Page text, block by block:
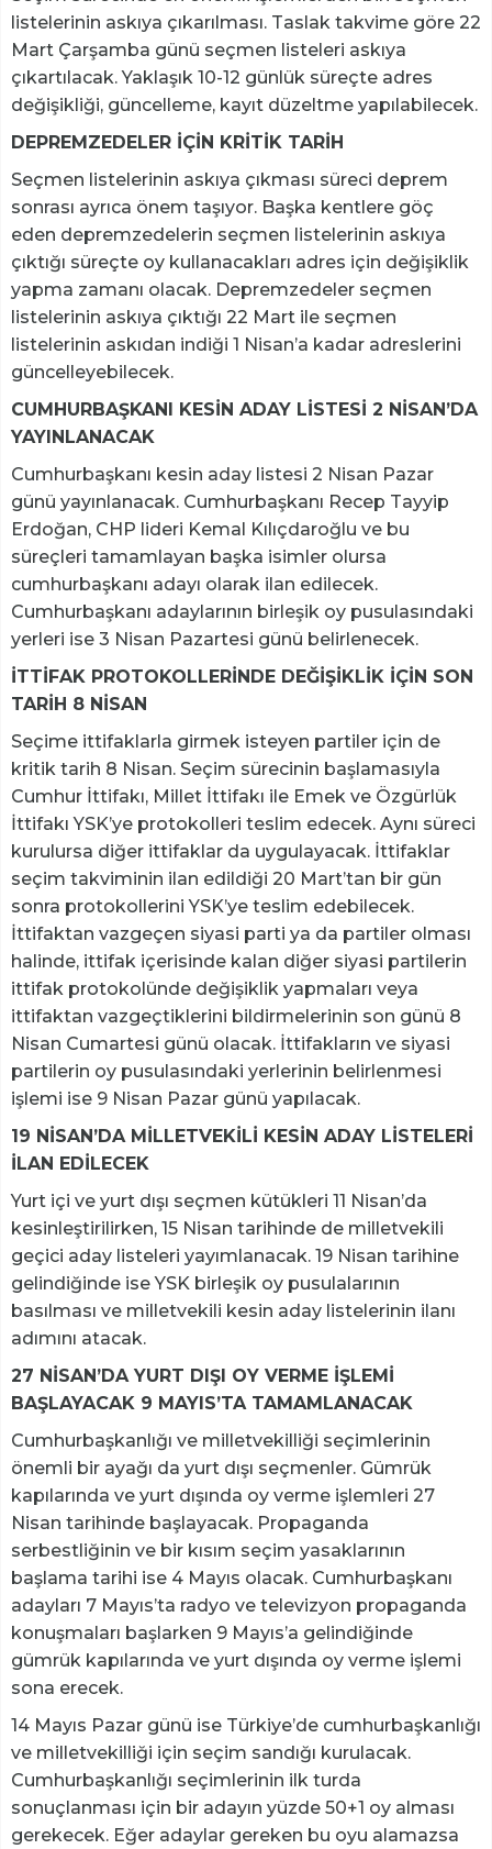
listelerinin askıya çıkarılması. Taslak takvime göre 22
Mart Çarşamba günü seçmen listeleri askıya
çıkartılacak. Yaklaşık 10-12 günlük süreçte adres
değişikliği, güncelleme, kayıt düzeltme yapılabilecek.
DEPREMZEDELER İÇİN KRİTİK TARİH
Seçmen listelerinin askıya çıkması süreci deprem
sonrası ayrıca önem taşıyor. Başka kentlere göç
eden depremzedelerin seçmen listelerinin askıya
çıktığı süreçte oy kullanacakları adres için değişiklik
yapma zamanı olacak. Depremzedeler seçmen
listelerinin askıya çıktığı 22 Mart ile seçmen
listelerinin askıdan indiği 1 Nisan’a kadar adreslerini
güncelleyebilecek.
CUMHURBAŞKANI KESİN ADAY LİSTESİ 2 NİSAN’DA
YAYINLANACAK
Cumhurbaşkanı kesin aday listesi 2 Nisan Pazar
günü yayınlanacak. Cumhurbaşkanı Recep Tayyip
Erdoğan, CHP lideri Kemal Kılıçdaroğlu ve bu
süreçleri tamamlayan başka isimler olursa
cumhurbaşkanı adayı olarak ilan edilecek.
Cumhurbaşkanı adaylarının birleşik oy pusulasındaki
yerleri ise 3 Nisan Pazartesi günü belirlenecek.
İTTİFAK PROTOKOLLERİNDE DEĞİŞİKLİK İÇİN SON
TARİH 8 NİSAN
Seçime ittifaklarla girmek isteyen partiler için de
kritik tarih 8 Nisan. Seçim sürecinin başlamasıyla
Cumhur İttifakı, Millet İttifakı ile Emek ve Özgürlük
İttifakı YSK’ye protokolleri teslim edecek. Aynı süreci
kurulursa diğer ittifaklar da uygulayacak. İttifaklar
seçim takviminin ilan edildiği 20 Mart’tan bir gün
sonra protokollerini YSK’ye teslim edebilecek.
İttifaktan vazgeçen siyasi parti ya da partiler olması
halinde, ittifak içerisinde kalan diğer siyasi partilerin
ittifak protokolünde değişiklik yapmaları veya
ittifaktan vazgeçtiklerini bildirmelerinin son günü 8
Nisan Cumartesi günü olacak. İttifakların ve siyasi
partilerin oy pusulasındaki yerlerinin belirlenmesi
işlemi ise 9 Nisan Pazar günü yapılacak.
19 NİSAN’DA MİLLETVEKİLİ KESİN ADAY LİSTELERİ
İLAN EDİLECEK
Yurt içi ve yurt dışı seçmen kütükleri 11 Nisan’da
kesinleştirilirken, 15 Nisan tarihinde de milletvekili
geçici aday listeleri yayımlanacak. 19 Nisan tarihine
gelindiğinde ise YSK birleşik oy pusulalarının
basılması ve milletvekili kesin aday listelerinin ilanı
adımını atacak.
27 NİSAN’DA YURT DIŞI OY VERME İŞLEMİ
BAŞLAYACAK 9 MAYIS’TA TAMAMLANACAK
Cumhurbaşkanlığı ve milletvekilliği seçimlerinin
önemli bir ayağı da yurt dışı seçmenler. Gümrük
kapılarında ve yurt dışında oy verme işlemleri 27
Nisan tarihinde başlayacak. Propaganda
serbestliğinin ve bir kısım seçim yasaklarının
başlama tarihi ise 4 Mayıs olacak. Cumhurbaşkanı
adayları 7 Mayıs’ta radyo ve televizyon propaganda
konuşmaları başlarken 9 Mayıs’a gelindiğinde
gümrük kapılarında ve yurt dışında oy verme işlemi
sona erecek.
14 Mayıs Pazar günü ise Türkiye’de cumhurbaşkanlığı
ve milletvekilliği için seçim sandığı kurulacak.
Cumhurbaşkanlığı seçimlerinin ilk turda
sonuçlanması için bir adayın yüzde 50+1 oy alması
gerekecek. Eğer adaylar gereken bu oyu alamazsa